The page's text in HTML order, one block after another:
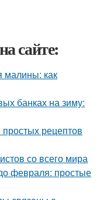
сайте:
как
банках на зиму:
рецептов
со всего мира
февраля: простые